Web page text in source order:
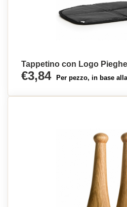
Tappetino con Logo
€3,84 Per pezzo, in base